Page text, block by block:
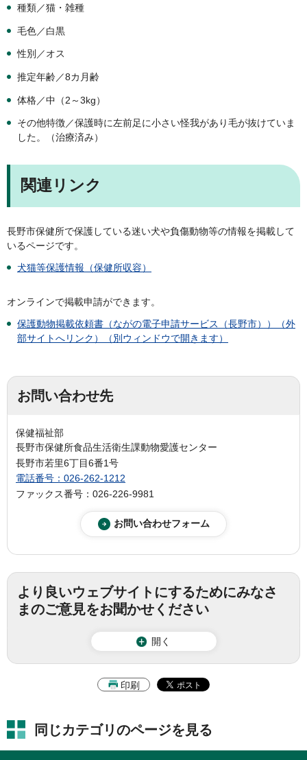
種類／猫・雑種
毛色／白黒
性別／オス
推定年齢／8カ月齢
体格／中（2～3kg）
その他特徴／保護時に左前足に小さい怪我があり毛が抜けていま
した。（治療済み）
関連リンク
長野市保健所で保護している迷い犬や負傷動物等の情報を掲載して
いるページです。
犬猫等保護情報（保健所収容）
オンラインで掲載申請ができます。
保護動物掲載依頼書（ながの電子申請サービス（長野市））（外
部サイトへリンク）（別ウィンドウで開きます）
お問い合わせ先
保健福祉部
長野市保健所食品生活衛生課動物愛護センター
長野市若里6丁目6番1号
電話番号：026-262-1212
ファックス番号：026-226-9981
より良いウェブサイトにするためにみなさ
まのご意見をお聞かせください
開く
印刷
同じカテゴリのページを見る